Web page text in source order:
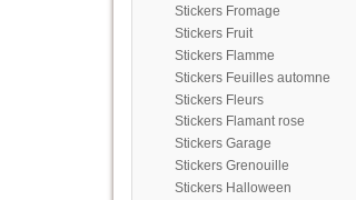
Stickers Fromage
Stickers Fruit
Stickers Flamme
Stickers Feuilles automne
Stickers Fleurs
Stickers Flamant rose
Stickers Garage
Stickers Grenouille
Stickers Halloween